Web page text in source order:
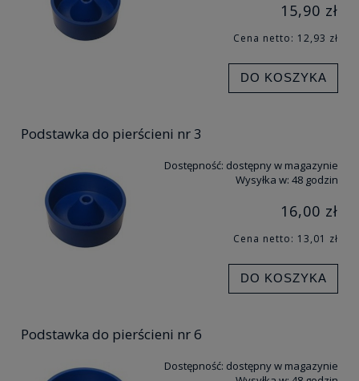
15,90 zł
Cena netto: 12,93 zł
DO KOSZYKA
Podstawka do pierścieni nr 3
Dostępność: dostępny w magazynie
Wysyłka w: 48 godzin
16,00 zł
Cena netto: 13,01 zł
DO KOSZYKA
Podstawka do pierścieni nr 6
Dostępność: dostępny w magazynie